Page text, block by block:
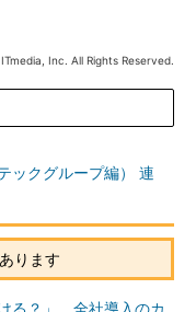
Inc. All Rights Reserved.
ックグループ編） 連
ります